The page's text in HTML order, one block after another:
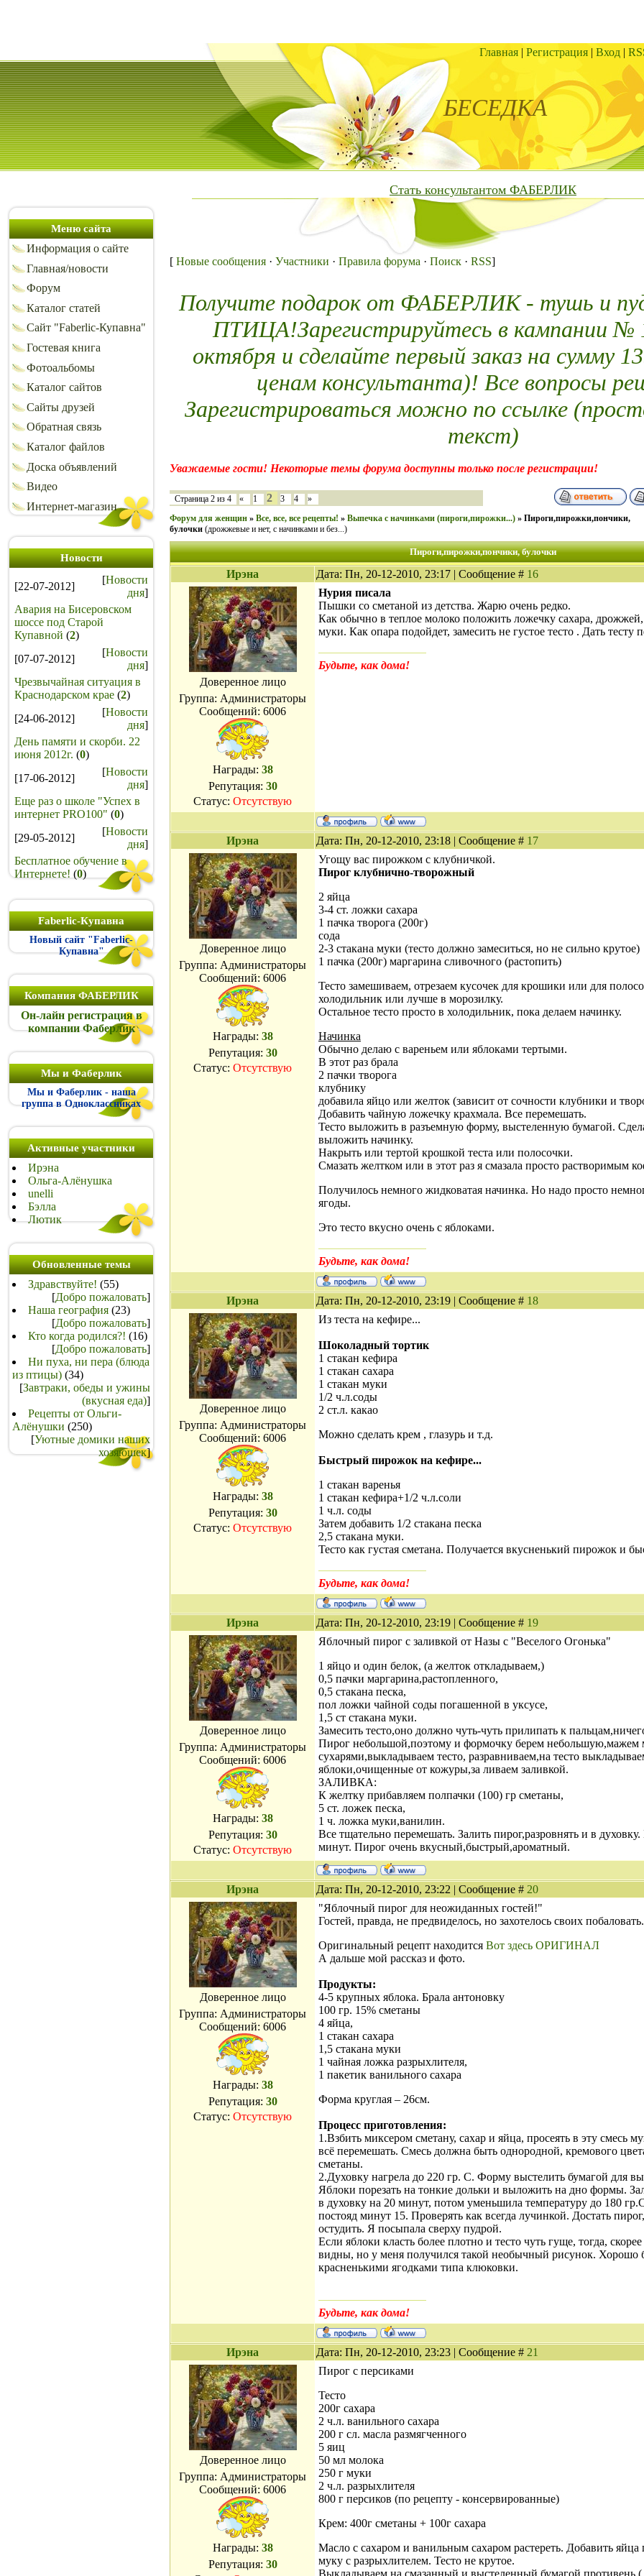
Главная | Регистрация | Вход |
БЕСЕДКА
Стать консультантом ФАБЕРЛИК
Меню сайта
Информация о сайте
Главная/новости
Форум
Каталог статей
Сайт "Faberlic-Купавна"
Гостевая книга
Фотоальбомы
Каталог сайтов
Сайты друзей
Обратная связь
Каталог файлов
Доска объявлений
Видео
Интернет-магазин
Новости
[22-07-2012]
[Новости
дня]
Авария на Бисеровском
шоссе под Старой
Купавной (2)
[07-07-2012]
[Новости
дня]
Чрезвычайная ситуация в
Краснодарском крае (2)
[24-06-2012]
[Новости
дня]
День памяти и скорби. 22
июня 2012г. (0)
[17-06-2012]
[Новости
дня]
Еще раз о школе "Успех в
интернет PRO100" (0)
[29-05-2012]
[Новости
дня]
Бесплатное обучение в
Интернете! (0)
Faberlic-Купавна
Новый сайт "Faberlic-
Купавна"
Компания ФАБЕРЛИК
Он-лайн регистрация в
компании Фаберлик
Мы и Фаберлик
Мы и Фаберлик - наша
группа в Одноклассниках
Активные участники
Ирэна
Ольга-Алёнушка
unelli
Бэлла
Лютик
Обновленные темы
Здравствуйте! (55)
[Добро пожаловать]
Наша география (23)
[Добро пожаловать]
Кто когда родился?! (16)
[Добро пожаловать]
Ни пуха, ни пера (блюда
из птицы) (34)
[Завтраки, обеды и ужины
(вкусная еда)]
Рецепты от Ольги-
Алёнушки (250)
[Уютные домики наших
хозяюшек]
[ Новые сообщения · Участники · Правила форума · Поиск · RSS]
Получите подарок от ФАБЕРЛИК - тушь и
ПТИЦА!Зарегистрируйтесь в кампании №
октября и сделайте первый заказ на сумму
ценам консультанта)! Все вопросы
Зарегистрироваться можно по ссылке
текст)
Уважаемые гости! Некоторые темы форума доступны только после регистрации!
Страница 2 из 4 « 1 2 3 4
»
Форум для женщин » Все, все, все рецепты! » Выпечка с начинками (пироги,пирожки...) » Пироги,пирожки,пончики,
булочки (дрожжевые и нет, с начинками и без...)
Пироги,пирожки,пончики, булочки
Ирэна Дата: Пн, 20-12-2010, 23:17 | Сообщение # 16
Доверенное лицо
Группа: Администраторы
Сообщений: 6006
Награды: 38
Репутация: 30
Статус: Отсутствую
Нурия писала
Пышки со сметаной из детства. Жарю очень редко.
Как обычно в теплое молоко положить ложечку сахара,
муки. Как опара подойдет, замесить не густое тесто . Дать тесту
Будьте, как дома!
Ирэна Дата: Пн, 20-12-2010, 23:18 | Сообщение # 17
Доверенное лицо
Группа: Администраторы
Сообщений: 6006
Награды: 38
Репутация: 30
Статус: Отсутствую
Угощу вас пирожком с клубничкой.
Пирог клубнично-творожный
2 яйца
3-4 ст. ложки сахара
1 пачка творога (200г)
сода
2-3 стакана муки (тесто должно замеситься, но не сильно крутое)
1 пачка (200г) маргарина сливочного (растопить)
Тесто замешиваем, отрезаем кусочек для крошики или для
холодильник или лучше в морозилку.
Остальное тесто просто в холодильник, пока делаем начинку.
Начинка
Обычно делаю с вареньем или яблоками тертыми.
В этот раз брала
2 пачки творога
клубнику
добавила яйцо или желток (зависит от сочности клубники и
Добавить чайную ложечку крахмала. Все перемешать.
Тесто выложить в разъемную форму, выстеленную бумагой.
выложить начинку.
Накрыть или тертой крошкой теста или полосочки.
Смазать желтком или в этот раз я смазала просто растворимым
Получилось немного жидковатая начинка. Но надо просто
ягоды.
Это тесто вкусно очень с яблоками.
Будьте, как дома!
Ирэна Дата: Пн, 20-12-2010, 23:19 | Сообщение # 18
Доверенное лицо
Группа: Администраторы
Сообщений: 6006
Награды: 38
Репутация: 30
Статус: Отсутствую
Из теста на кефире...
Шоколадный тортик
1 стакан кефира
1 стакан сахара
1 стакан муки
1/2 ч.л.соды
2 ст.л. какао
Можно сделать крем , глазурь и т.д.
Быстрый пирожок на кефире...
1 стакан варенья
1 стакан кефира+1/2 ч.л.соли
1 ч.л. соды
Затем добавить 1/2 стакана песка
2,5 стакана муки.
Тесто как густая сметана. Получается вкусненький пирожок и
Будьте, как дома!
Ирэна Дата: Пн, 20-12-2010, 23:19 | Сообщение # 19
Доверенное лицо
Группа: Администраторы
Сообщений: 6006
Награды: 38
Репутация: 30
Статус: Отсутствую
Яблочный пирог с заливкой от Назы с "Веселого Огонька"
1 яйцо и один белок, (а желток откладываем,)
0,5 пачки маргарина,растопленного,
0,5 стакана песка,
пол ложки чайной соды погашенной в уксусе,
1,5 ст стакана муки.
Замесить тесто,оно должно чуть-чуть прилипать к
Пирог небольшой,поэтому и формочку берем небольшую,мажем
сухарями,выкладываем тесто, разравниваем,на тесто
яблоки,очищенные от кожуры,за ливаем заливкой.
ЗАЛИВКА:
К желтку прибавляем полпачки (100) гр сметаны,
5 ст. ложек песка,
1 ч. ложка муки,ванилин.
Все тщательно перемешать. Залить пирог,разровнять и в
минут. Пирог очень вкусный,быстрый,ароматный.
Ирэна Дата: Пн, 20-12-2010, 23:22 | Сообщение # 20
Доверенное лицо
Группа: Администраторы
Сообщений: 6006
Награды: 38
Репутация: 30
Статус: Отсутствую
"Яблочный пирог для неожиданных гостей!"
Гостей, правда, не предвиделось, но захотелось своих побаловать.
Оригинальный рецепт находится Вот здесь ОРИГИНАЛ
А дальше мой рассказ и фото.
Продукты:
4-5 крупных яблока. Брала антоновку
100 гр. 15% сметаны
4 яйца,
1 стакан сахара
1,5 стакана муки
1 чайная ложка разрыхлителя,
1 пакетик ванильного сахара
Форма круглая – 26см.
Процесс приготовления:
1.Взбить миксером сметану, сахар и яйца, просеять в эту смесь
всё перемешать. Смесь должна быть однородной, кремового
сметаны.
2.Духовку нагрела до 220 гр. С. Форму выстелить бумагой для
Яблоки порезать на тонкие дольки и выложить на дно формы.
в духовку на 20 минут, потом уменьшила температуру до 180
постояд минут 15. Проверять как всегда лучинкой. Достать
остудить. Я посыпала сверху пудрой.
Если яблоки класть более плотно и тесто чуть гуще, тогда,
видны, но у меня получился такой необычный рисунок. Хорошо
красненькими ягодками типа клюковки.
Будьте, как дома!
Ирэна Дата: Пн, 20-12-2010, 23:23 | Сообщение # 21
Доверенное лицо
Группа: Администраторы
Сообщений: 6006
Награды: 38
Репутация: 30
Пирог с персиками
Тесто
200г сахара
2 ч.л. ванильного сахара
200 г сл. масла размягченного
5 яиц
50 мл молока
250 г муки
2 ч.л. разрыхлителя
800 г персиков (по рецепту - консервированные)
Крем: 400г сметаны + 100г сахара
Масло с сахаром и ванильным сахаром растереть. Добавить яйца
муку с разрыхлителем. Тесто не крутое.
Выкладываем на смазанный и выстеленный бумагой противень (